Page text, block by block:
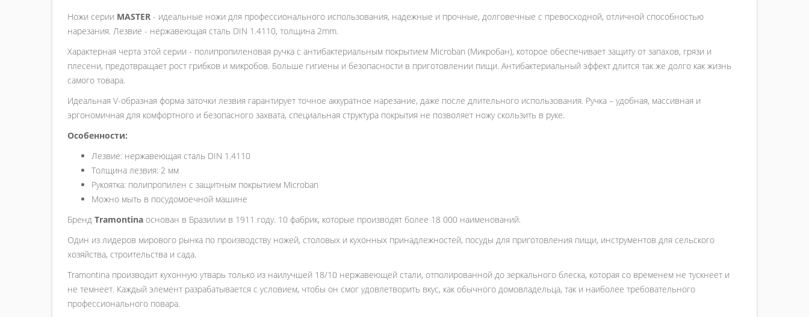
Ножи серии MASTER - идеальные ножи для профессионального использования, надежные и прочные, долговечные с превосходной, отличной способностью
нарезания. Лезвие - нержавеющая сталь DIN 1.4110, толщина 2mm.
Характерная черта этой серии - полипропиленовая ручка с антибактериальным покрытием Microban (Микробан), которое обеспечивает защиту от запахов, грязи и
плесени, предотвращает рост грибков и микробов. Больше гигиены и безопасности в приготовлении пищи. Антибактериальный эффект длится так же долго как жизнь
самого товара.
Идеальная V-образная форма заточки лезвия гарантирует точное аккуратное нарезание, даже после длительного использования. Ручка – удобная, массивная и
эргономичная для комфортного и безопасного захвата, специальная структура покрытия не позволяет ножу скользить в руке.
Особенности:
Лезвие: нержавеющая сталь DIN 1.4110
Толщина лезвия: 2 мм
Рукоятка: полипропилен с защитным покрытием Microban
Можно мыть в посудомоечной машине
Бренд Tramontina основан в Бразилии в 1911 году. 10 фабрик, которые производят более 18 000 наименований.
Один из лидеров мирового рынка по производству ножей, столовых и кухонных принадлежностей, посуды для приготовления пищи, инструментов для сельского
хозяйства, строительства и сада.
Tramontina производит кухонную утварь только из наилучшей 18/10 нержавеющей стали, отполированной до зеркального блеска, которая со временем не тускнеет и
не темнеет. Каждый элемент разрабатывается с условием, чтобы он смог удовлетворить вкус, как обычного домовладельца, так и наиболее требовательного
профессионального повара.